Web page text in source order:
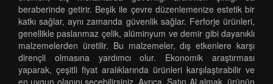
beraberinde getirir. Beşik ile çevre düzenlemenize estetik bir
katkı sağlar, aynı zamanda güvenlik sağlar. Ferforje ürünleri,
genellikle paslanmaz çelik, alüminyum ve demir gibi dayanıklı
malzemelerden üretilir. Bu malzemeler, dış etkenlere karşı
dirençli olmasına yardımcı olur. Ekonomik araştırması
yaparak, çeşitli fiyat aralıklarında ürünleri karşılaştırabilir ve
en uygun olanını seçebilirsiniz. Ayrıca, Satın Al almak, ürünün